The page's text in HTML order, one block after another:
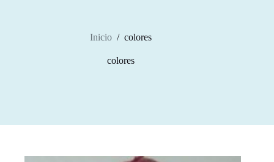
Inicio / colores
colores